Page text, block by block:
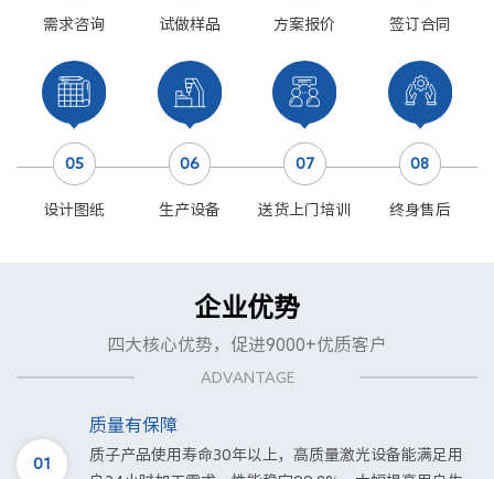
需求咨询 试做样品 方案报价 签订合同
05
设计图纸
06
生产设备
07
送货上门培训
08
终身售后
企业优势
四大核心优势，促进9000+优质客户
ADVANTAGE
01
质量有保障
质子产品使用寿命30年以上，高质量激光设备能满足用